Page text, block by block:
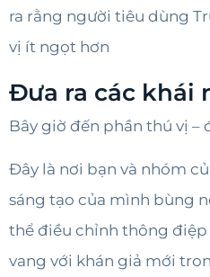
ra rằng người tiêu dùng
vị ít ngọt hơn
Đưa ra các khái
Bây giờ đến phần thú vị –
Đây là nơi bạn và nhóm
sáng tạo của mình bùng
thể điều chỉnh thông
vang với khán giả mới